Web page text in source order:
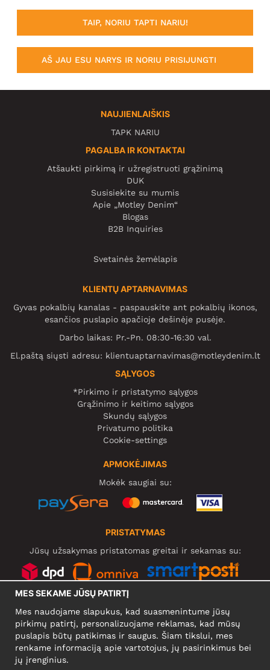
TAIP, NORIU TAPTI NARIU!
AŠ JAU ESU NARYS IR NORIU PRISIJUNGTI
NAUJIENLAIŠKIS
TAPK NARIU
PAGALBA IR KONTAKTAI
Atšaukti pirkimą ir užregistruoti grąžinimą
DUK
Susisiekite su mumis
Apie „Motley Denim“
Blogas
B2B Inquiries
Svetainės žemėlapis
KLIENTŲ APTARNAVIMAS
Gyvas pokalbių kanalas - paspauskite ant pokalbių ikonos,
esančios puslapio apačioje dešinėje pusėje.
Darbo laikas: Pr.-Pn. 08:30-16:30 val.
El.paštą siųsti adresu: klientuaptarnavimas@motleydenim.lt
SĄLYGOS
*Pirkimo ir pristatymo sąlygos
Grąžinimo ir keitimo sąlygos
Skundų sąlygos
Privatumo politika
Cookie-settings
APMOKĖJIMAS
Mokėk saugiai su:
PRISTATYMAS
Jūsų užsakymas pristatomas greitai ir sekamas su:
KOMPANIJA
MES SEKAME JŪSŲ PATIRTĮ
Mes naudojame slapukus, kad suasmenintume jūsų
pirkimų patirtį, personalizuojame reklamas, kad mūsų
puslapis būtų patikimas ir saugus. Šiam tikslui, mes
renkame informaciją apie vartotojus, jų pasirinkimus bei
jų įrenginius.